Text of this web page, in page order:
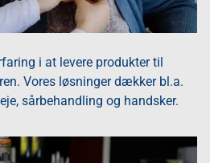
i at levere produkter til
Vores løsninger dækker bl.a.
sårbehandling og handsker.